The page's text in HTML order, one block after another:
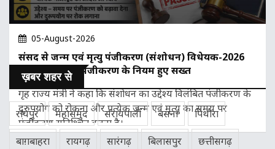
05-August-2026
संसद से जन्म एवं मृत्यु पंजीकरण (संशोधन) विधेयक-2026
पारित, विलंबित पंजीकरण के नियम हुए सख्त
गृह राज्य मंत्री ने कहा कि संशोधन का उद्देश्य विलंबित पंजीकरण के
दुरुपयोग को रोकना और प्रत्येक जन्म एवं मृत्यु का समय पर
पंजीकरण सुनिश्चित करना है।
ख़बर शहर से
रायपुर महासमुंद सरायपाली बसना पिथौरा
बाग़बाहरा रायगढ़ सारंगढ़ बिलासपुर छत्तीसगढ़